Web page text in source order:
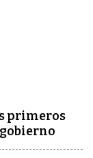
primeros